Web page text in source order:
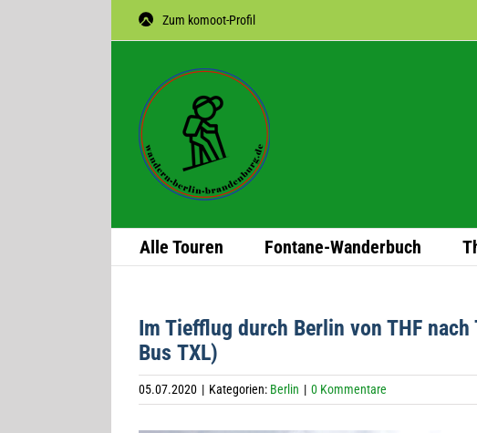
Zum komoot-Profil
Alle Tou­ren Fon­­tane-Wan­­der­­buch
Im Tief­flug durch Ber­lin von THF
Bus TXL)
05.07.2020 | Kategorien: Berlin | 0 Kommentare